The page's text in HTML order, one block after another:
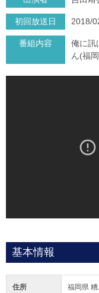
初回放送日 2018/
番組内容
俺に訊
ん(福
基本情報
住所 福岡県